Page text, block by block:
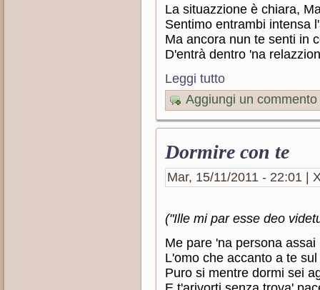
La situazzione è chiara,
Sentimo entrambi intensa
Ma ancora nun te senti in
D'entrà dentro 'na
Leggi tutto
Aggiungi un commento
Dormire con te
Mar, 15/11/2011 - 22:01 |
("Ille mi par esse deo
Me pare 'na persona assai
L'omo che accanto a te
Puro si mentre dormi sei